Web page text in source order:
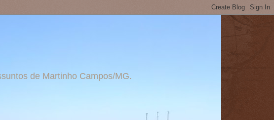
de Martinho Campos/MG.